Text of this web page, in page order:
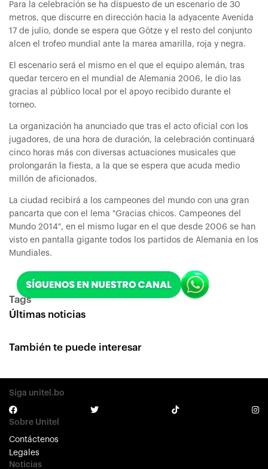
Para la celebración se ha dispuesto de un escenario de 30
metros, que discurre en dirección hacia la adyacente Avenida
17 de julio, donde se espera que Götze y el resto del conjunto
alcen el trofeo mundial ante la marea amarilla, roja y negra.
El escenario será el mismo en el que el equipo alemán, tras
quedar tercero en el mundial de Alemania 2006, le dio las
gracias al público local por el apoyo recibido durante el
torneo.
La organización ha anunciado que tras el acto oficial con los
jugadores, de una hora de duración, la celebración continuará
cinco horas más con diversas actuaciones musicales que
prolongarán la fiesta, a la que se espera que acuda medio
millón de aficionados.
La ciudad recibirá a los campeones del mundo con una gran
pancarta que con el lema "Gracias chicos. Campeones del
Mundo 2014", en el mismo lugar en el que desde 2006 se han
visto en pantalla gigante todos los partidos de Alemania en los
Mundiales.
Tags
Últimas noticias
También te puede interesar
Siga unitel.bo
Sobre Unitel
Contáctenos
Legales
Noticias